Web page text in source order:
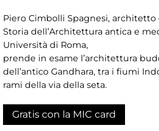
Piero Cimbolli Spagnesi,
Storia dell’Architettura antica e
Università di Roma,
prende in esame l’architettura
dell’antico Gandhara, tra i fiumi
rami della via della seta.
Gratis con la MIC card